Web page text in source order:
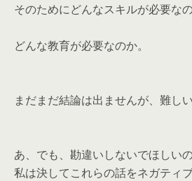
そのためにどんなスキルが必要なの
どんな教育が必要なのか。
まだまだ結論は出ませんが、難し
あ、でも、勘違いしないでほしいの
私は決してこれらの話をネガティ